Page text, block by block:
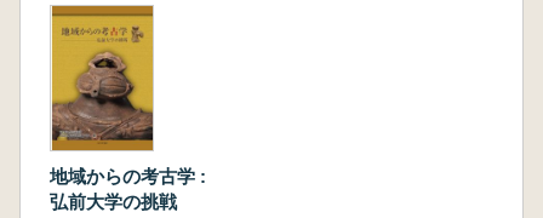
地域からの考古学 :
弘前大学の挑戦